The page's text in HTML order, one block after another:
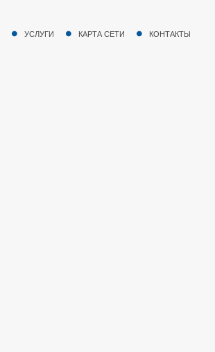
УСЛУГИ КАРТА СЕТИ КОНТАКТЫ